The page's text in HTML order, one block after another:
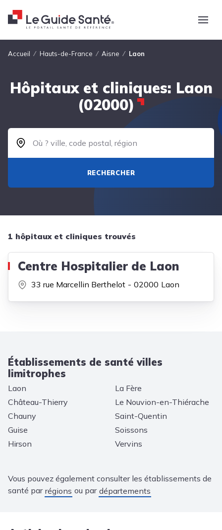
Fil d'Ariane
Accueil Hauts-de-France Aisne Laon
Hôpitaux et cliniques: Laon
(02000)
RECHERCHER
1 hôpitaux et cliniques trouvés
Centre Hospitalier de Laon
33 rue Marcellin Berthelot 02000 Laon
Établissements de santé villes
limitrophes
Laon
Château-Thierry
Chauny
Guise
Hirson
La Fère
Le Nouvion-en-Thiérache
Saint-Quentin
Soissons
Vervins
Vous pouvez également consulter les établissements de
santé par régions ou par départements